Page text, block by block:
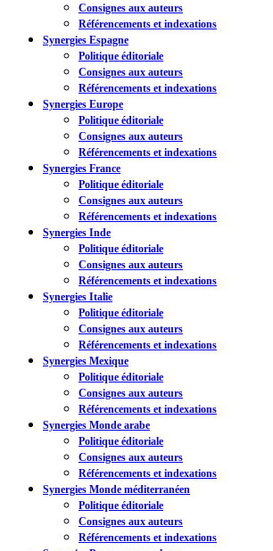
Consignes aux auteurs
Référencements et indexations
Synergies Espagne
Politique éditoriale
Consignes aux auteurs
Référencements et indexations
Synergies Europe
Politique éditoriale
Consignes aux auteurs
Référencements et indexations
Synergies France
Politique éditoriale
Consignes aux auteurs
Référencements et indexations
Synergies Inde
Politique éditoriale
Consignes aux auteurs
Référencements et indexations
Synergies Italie
Politique éditoriale
Consignes aux auteurs
Référencements et indexations
Synergies Mexique
Politique éditoriale
Consignes aux auteurs
Référencements et indexations
Synergies Monde arabe
Politique éditoriale
Consignes aux auteurs
Référencements et indexations
Synergies Monde méditerranéen
Politique éditoriale
Consignes aux auteurs
Référencements et indexations